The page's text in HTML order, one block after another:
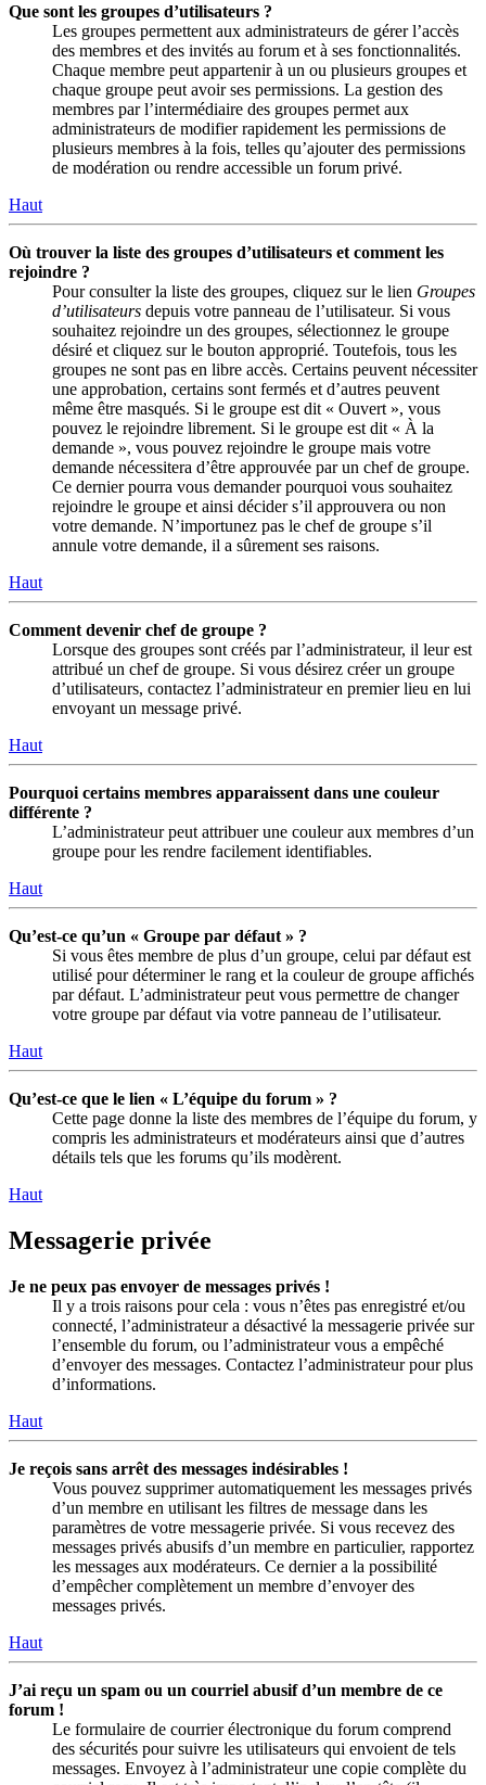
Que sont les groupes d’utilisateurs ?
Les groupes permettent aux administrateurs de gérer l’accès
des membres et des invités au forum et à ses fonctionnalités.
Chaque membre peut appartenir à un ou plusieurs groupes et
chaque groupe peut avoir ses permissions. La gestion des
membres par l’intermédiaire des groupes permet aux
administrateurs de modifier rapidement les permissions de
plusieurs membres à la fois, telles qu’ajouter des permissions
de modération ou rendre accessible un forum privé.
Haut
Où trouver la liste des groupes d’utilisateurs et comment les
rejoindre ?
Pour consulter la liste des groupes, cliquez sur le lien Groupes
d’utilisateurs depuis votre panneau de l’utilisateur. Si vous
souhaitez rejoindre un des groupes, sélectionnez le groupe
désiré et cliquez sur le bouton approprié. Toutefois, tous les
groupes ne sont pas en libre accès. Certains peuvent nécessiter
une approbation, certains sont fermés et d’autres peuvent
même être masqués. Si le groupe est dit « Ouvert », vous
pouvez le rejoindre librement. Si le groupe est dit « À la
demande », vous pouvez rejoindre le groupe mais votre
demande nécessitera d’être approuvée par un chef de groupe.
Ce dernier pourra vous demander pourquoi vous souhaitez
rejoindre le groupe et ainsi décider s’il approuvera ou non
votre demande. N’importunez pas le chef de groupe s’il
annule votre demande, il a sûrement ses raisons.
Haut
Comment devenir chef de groupe ?
Lorsque des groupes sont créés par l’administrateur, il leur est
attribué un chef de groupe. Si vous désirez créer un groupe
d’utilisateurs, contactez l’administrateur en premier lieu en lui
envoyant un message privé.
Haut
Pourquoi certains membres apparaissent dans une couleur
différente ?
L’administrateur peut attribuer une couleur aux membres d’un
groupe pour les rendre facilement identifiables.
Haut
Qu’est-ce qu’un « Groupe par défaut » ?
Si vous êtes membre de plus d’un groupe, celui par défaut est
utilisé pour déterminer le rang et la couleur de groupe affichés
par défaut. L’administrateur peut vous permettre de changer
votre groupe par défaut via votre panneau de l’utilisateur.
Haut
Qu’est-ce que le lien « L’équipe du forum » ?
Cette page donne la liste des membres de l’équipe du forum, y
compris les administrateurs et modérateurs ainsi que d’autres
détails tels que les forums qu’ils modèrent.
Haut
Messagerie privée
Je ne peux pas envoyer de messages privés !
Il y a trois raisons pour cela : vous n’êtes pas enregistré et/ou
connecté, l’administrateur a désactivé la messagerie privée sur
l’ensemble du forum, ou l’administrateur vous a empêché
d’envoyer des messages. Contactez l’administrateur pour plus
d’informations.
Haut
Je reçois sans arrêt des messages indésirables !
Vous pouvez supprimer automatiquement les messages privés
d’un membre en utilisant les filtres de message dans les
paramètres de votre messagerie privée. Si vous recevez des
messages privés abusifs d’un membre en particulier, rapportez
les messages aux modérateurs. Ce dernier a la possibilité
d’empêcher complètement un membre d’envoyer des
messages privés.
Haut
J’ai reçu un spam ou un courriel abusif d’un membre de ce
forum !
Le formulaire de courrier électronique du forum comprend
des sécurités pour suivre les utilisateurs qui envoient de tels
messages. Envoyez à l’administrateur une copie complète du